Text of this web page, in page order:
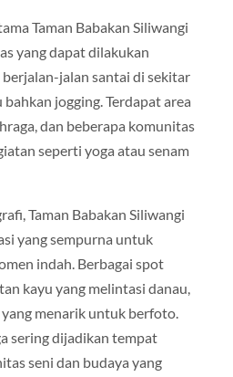
Taman Babakan Siliwangi
yang dapat dilakukan
jalan santai di sekitar
jogging. Terdapat area
dan beberapa komunitas
seperti yoga atau senam
Taman Babakan Siliwangi
yang sempurna untuk
indah. Berbagai spot
kayu yang melintasi danau,
menarik untuk berfoto.
sering dijadikan tempat
seni dan budaya yang